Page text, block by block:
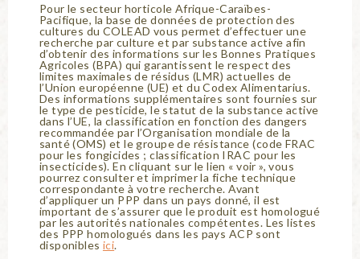
Pour le secteur horticole Afrique-Caraïbes-
Pacifique, la base de données de protection des
cultures du COLEAD vous permet d’effectuer une
recherche par culture et par substance active afin
d’obtenir des informations sur les Bonnes Pratiques
Agricoles (BPA) qui garantissent le respect des
limites maximales de résidus (LMR) actuelles de
l’Union européenne (UE) et du Codex Alimentarius.
Des informations supplémentaires sont fournies sur
le type de pesticide, le statut de la substance active
dans l’UE, la classification en fonction des dangers
recommandée par l’Organisation mondiale de la
santé (OMS) et le groupe de résistance (code FRAC
pour les fongicides ; classification IRAC pour les
insecticides). En cliquant sur le lien « voir », vous
pourrez consulter et imprimer la fiche technique
correspondante à votre recherche. Avant
d’appliquer un PPP dans un pays donné, il est
important de s’assurer que le produit est homologué
par les autorités nationales compétentes. Les listes
des PPP homologués dans les pays ACP sont
disponibles ici.